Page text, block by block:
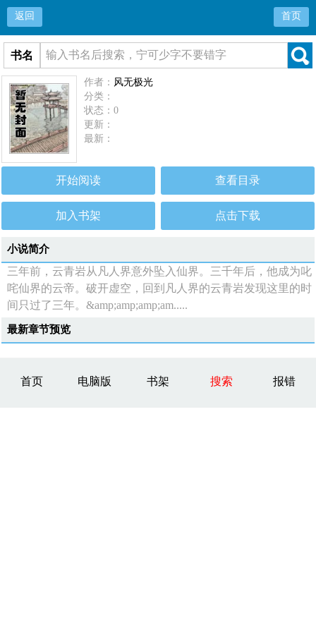
返回 首页
书名
作者： 风无极光
分类：
状态：0
更新：
最新：
开始阅读 查看目录
加入书架 点击下载
小说简介
三年前，云青岩从凡人界意外坠入仙界。三千年后，他成为叱
咤仙界的云帝。破开虚空，回到凡人界的云青岩发现这里的时
间只过了三年。&amp;amp;amp;am.....
最新章节预览
首页 电脑版 书架 搜索 报错